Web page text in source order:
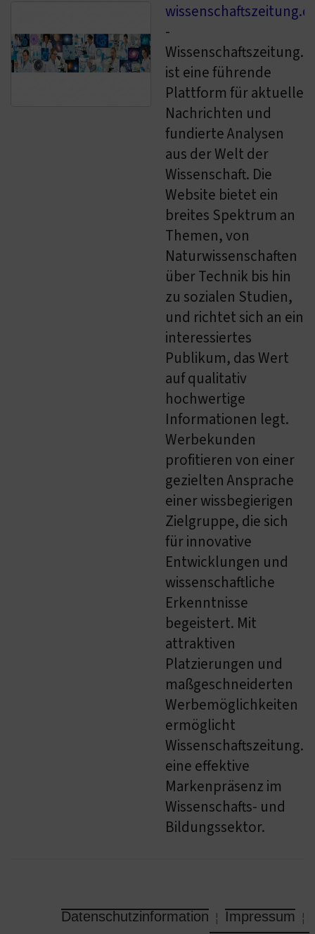
-
ist eine führende
Plattform für aktuelle
Nachrichten und
fundierte Analysen
aus der Welt der
Wissenschaft. Die
Website bietet ein
breites Spektrum an
Themen, von
Naturwissenschaften
über Technik bis hin
zu sozialen Studien,
und richtet sich an ein
interessiertes
Publikum, das Wert
auf qualitativ
hochwertige
Informationen legt.
Werbekunden
profitieren von einer
gezielten Ansprache
einer wissbegierigen
Zielgruppe, die sich
für innovative
Entwicklungen und
wissenschaftliche
Erkenntnisse
begeistert. Mit
attraktiven
Platzierungen und
maßgeschneiderten
Werbemöglichkeiten
ermöglicht
eine effektive
Markenpräsenz im
Wissenschafts- und
Bildungssektor.
Datenschutzinformation ¦ Impressum ¦